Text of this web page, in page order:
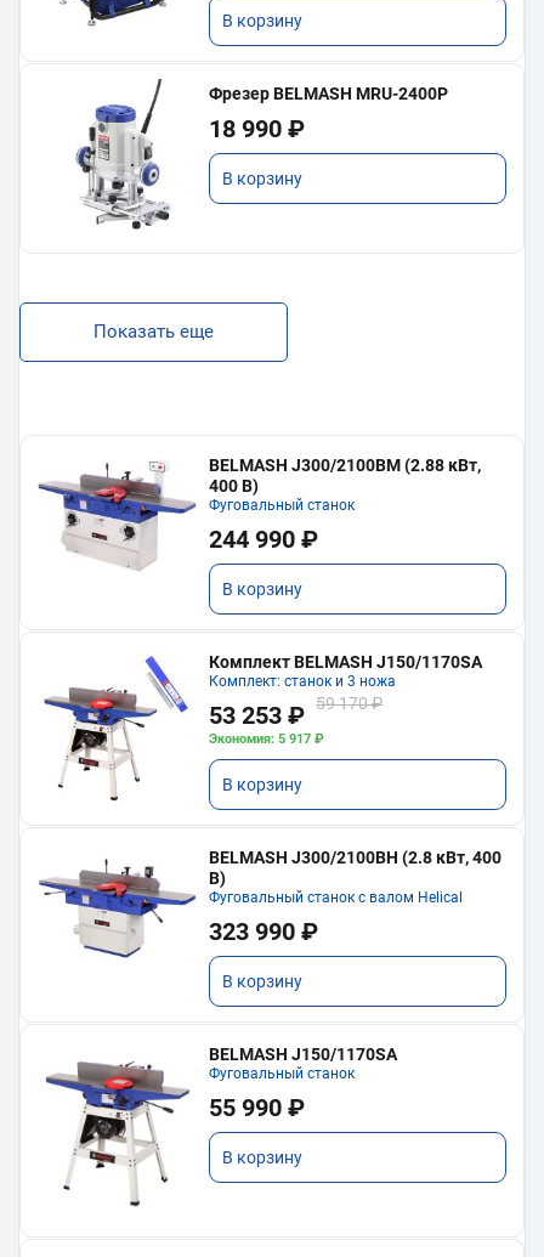
В корзину
Фрезер BELMASH MRU-2400P
18 990 ₽
В корзину
Показать еще
BELMASH J300/2100ВМ (2.88 кВт,
400 В)
Фуговальный станок
244 990 ₽
В корзину
Комплект BELMASH J150/1170SA
Комплект: станок и 3 ножа
53 253 ₽ 59 170 ₽
Экономия: 5 917 ₽
В корзину
BELMASH J300/2100ВH (2.8 кВт, 400
В)
Фуговальный станок с валом Helical
323 990 ₽
В корзину
BELMASH J150/1170SA
Фуговальный станок
55 990 ₽
В корзину